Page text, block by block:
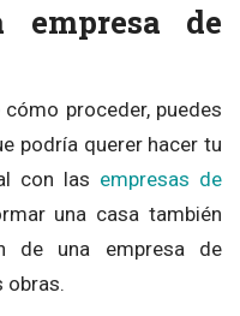
empresa de
proceder, puedes
podría querer hacer tu
con las empresas de
una casa también
de una empresa de
obras.